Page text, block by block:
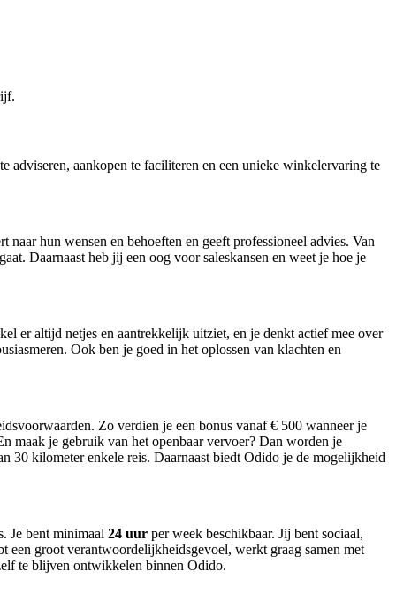
aankopen te faciliteren en een unieke winkelervaring te
hun wensen en behoeften en geeft professioneel advies. Van
Daarnaast heb jij een oog voor saleskansen en weet je hoe je
er altijd netjes en aantrekkelijk uitziet, en je denkt actief mee over
Ook ben je goed in het oplossen van klachten en
Zo verdien je een bonus vanaf € 500 wanneer je
maak je gebruik van het openbaar vervoer? Dan worden je
30 kilometer enkele reis. Daarnaast biedt Odido je de mogelijkheid
Je bent minimaal 24 uur per week beschikbaar. Jij bent sociaal,
een groot verantwoordelijkheidsgevoel, werkt graag samen met
te blijven ontwikkelen binnen Odido.